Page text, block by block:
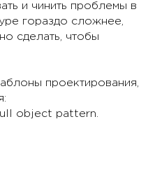
и чинить проблемы в
гораздо сложнее,
сделать, чтобы
проектирования,
object pattern.